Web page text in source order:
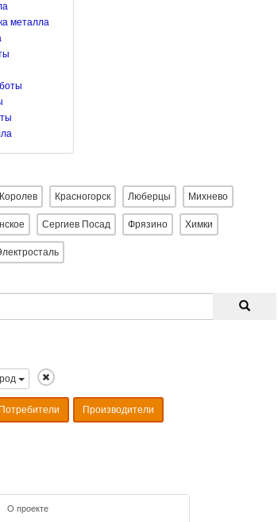
металла
Королев Красногорск Люберцы Михнево
Сергиев Посад Фрязино Химки
Потребители Производители
О проекте